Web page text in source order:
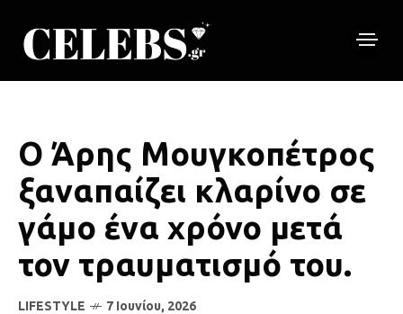
Ο Άρης Μουγκοπέτρος
ξαναπαίζει κλαρίνο σε
γάμο ένα χρόνο μετά
τον τραυματισμό του.
LIFESTYLE 7 Ιουνίου, 2026